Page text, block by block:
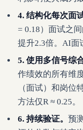
4. 结构化每次面试
= 0.18）面试之
提升2.3倍。AI面
5. 使用多信号综
作绩效的所有维
（面试）和岗
方法仅R ≈ 0.25。
6. 持续验证。 预